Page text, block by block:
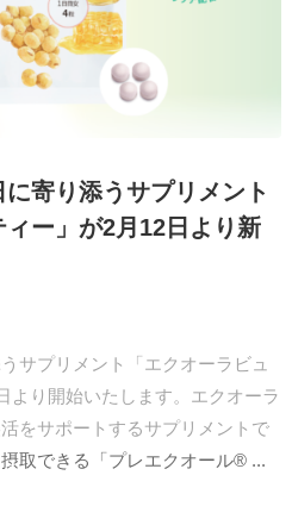
寄り添うサプリメント
ィー」が2月12日より新
サプリメント「エクオーラビュ
より開始いたします。エクオーラ
をサポートするサプリメントで
取できる「プレエクオール® ...